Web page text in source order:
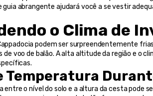
guia abrangente ajudará você a se vestir
o Clima de
podem ser surpreendentemente
de voo de balão. A alta altitude da região e o
Temperatura
o nível do solo e a altura da cesta pode